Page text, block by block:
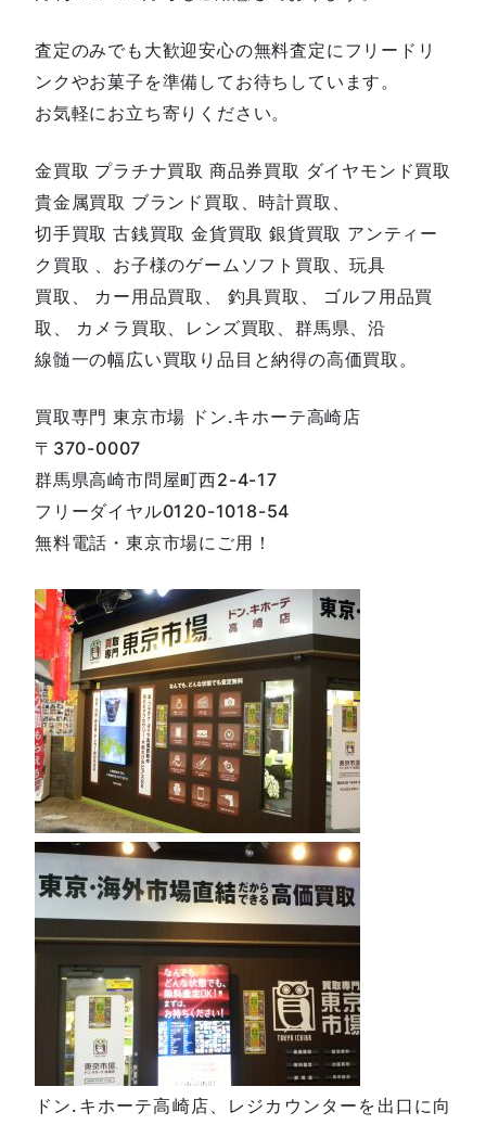
査定のみでも大歓迎安心の無料査定にフリードリ
ンクやお菓子を準備してお待ちしています。
お気軽にお立ち寄りください。
金買取 プラチナ買取 商品券買取 ダイヤモンド買取
貴金属買取 ブランド買取、時計買取、
切手買取 古銭買取 金貨買取 銀貨買取 アンティー
ク買取 、お子様のゲームソフト買取、玩具
買取、 カー用品買取、 釣具買取、 ゴルフ用品買
取、 カメラ買取、レンズ買取、群馬県、沿
線髄一の幅広い買取り品目と納得の高価買取。
買取専門 東京市場 ドン.キホーテ高崎店
〒370-0007
群馬県高崎市問屋町西2-4-17
フリーダイヤル0120-1018-54
無料電話・東京市場にご用！
ドン.キホーテ高崎店、レジカウンターを出口に向